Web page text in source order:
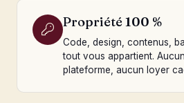
Propriété 100 %
Code, design, contenus,
tout vous appartient.
plateforme, aucun loyer